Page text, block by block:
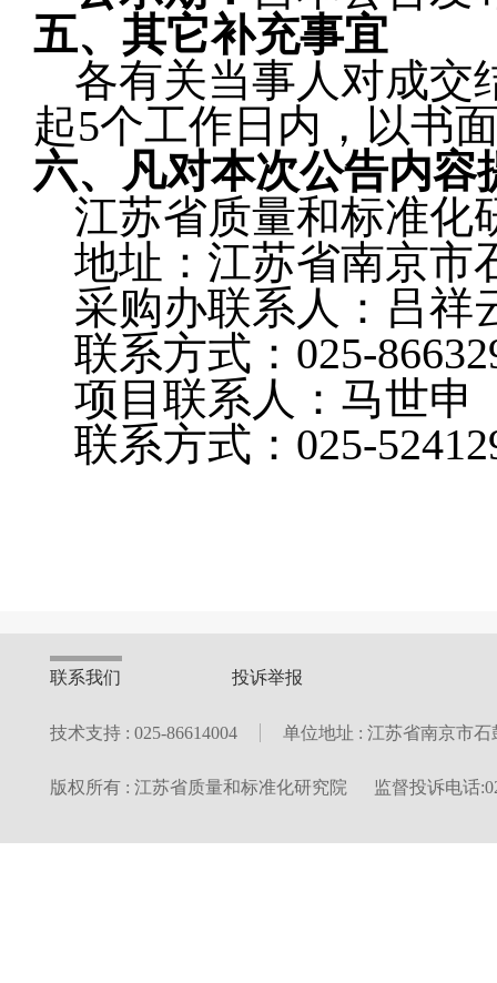
五、其它补充事宜
各有关当事人对成交
起5个工作日内，以书
六、凡对本次公告内
江苏省质量和标准化
地址：江苏省南京市
采购办联系人：吕祥
联系方式：025-
项目联系人：马世申
联系方式：025-
联系我们 投诉举报
技术支持 : 025-86614004 单位地址 : 江苏省南京市石
版权所有 : 江苏省质量和标准化研究院 监督投诉电话